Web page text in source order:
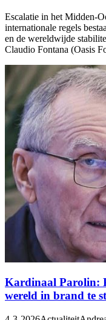
Escalatie in het Midden-
internationale regels
en de wereldwijde
Claudio Fontana (Oasis
Kardinaal Parolin:
wereld in brand te